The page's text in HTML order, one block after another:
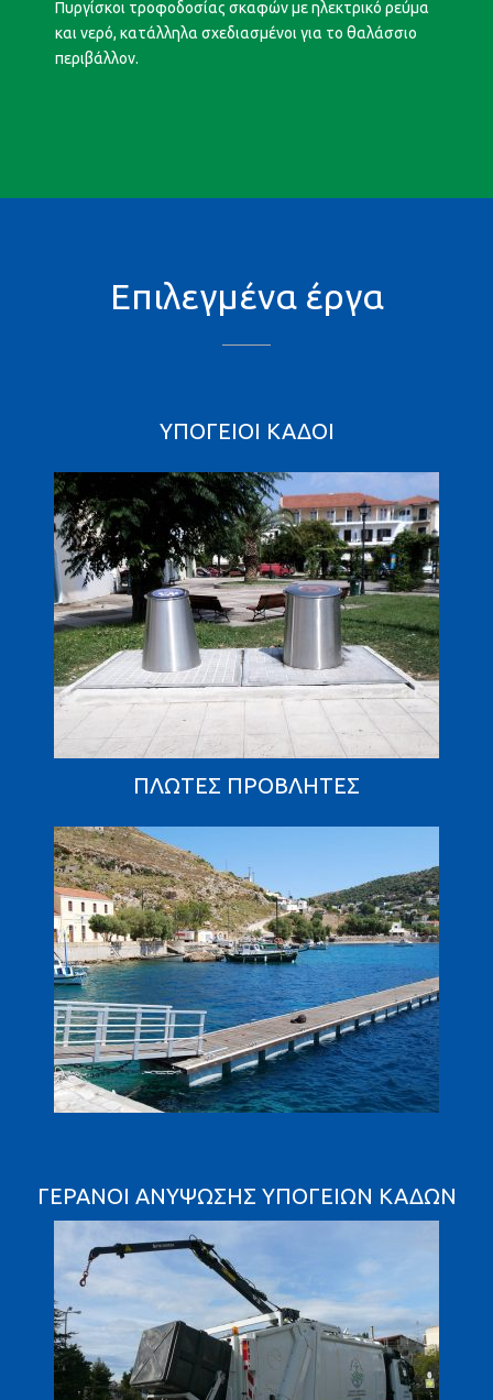
Πυργίσκοι τροφοδοσίας σκαφών με ηλεκτρικό ρεύμα
και νερό, κατάλληλα σχεδιασμένοι για το θαλάσσιο
περιβάλλον.
Επιλεγμένα έργα
YΠΌΓΕΙΟΙ ΚΆΔΟΙ
ΠΛΩΤΈΣ ΠΡΟΒΛΉΤΕΣ
ΓΕΡΑΝΟΊ ΑΝΎΨΩΣΗΣ ΥΠΌΓΕΙΩΝ ΚΆΔΩΝ